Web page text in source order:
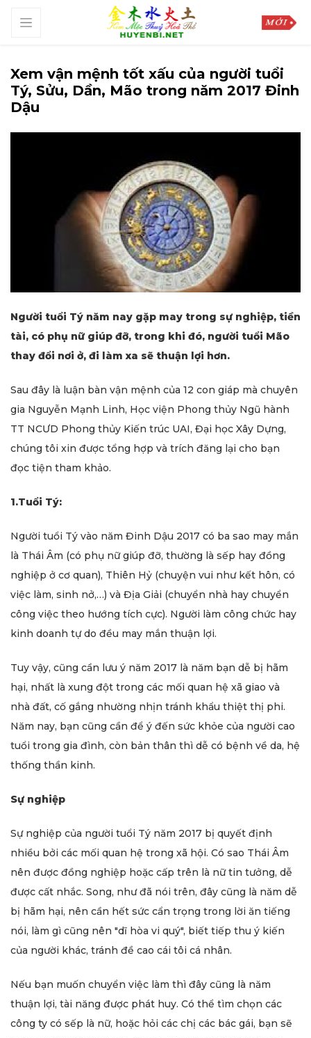
Xem vận mệnh tốt xấu của người tuổi
Tý, Sửu, Dần, Mão trong năm 2017 Đinh
Dậu
Người tuổi Tý năm nay gặp may trong sự nghiệp, tiền
tài, có phụ nữ giúp đỡ, trong khi đó, người tuổi Mão
thay đổi nơi ở, đi làm xa sẽ thuận lợi hơn.
Sau đây là luận bàn vận mệnh của 12 con giáp mà chuyên
gia Nguyễn Mạnh Linh, Học viện Phong thủy Ngũ hành
TT NCƯD Phong thủy Kiến trúc UAI, Đại học Xây Dựng,
chúng tôi xin được tổng hợp và trích đăng lại cho bạn
đọc tiện tham khảo.
1.Tuổi Tý:
Người tuổi Tý vào năm Đinh Dậu 2017 có ba sao may mắn
là Thái Âm (có phụ nữ giúp đỡ, thường là sếp hay đồng
nghiệp ở cơ quan), Thiên Hỷ (chuyện vui như kết hôn, có
việc làm, sinh nở,…) và Địa Giải (chuyển nhà hay chuyển
công việc theo hướng tích cực). Người làm công chức hay
kinh doanh tự do đều may mắn thuận lợi.
Tuy vậy, cũng cần lưu ý năm 2017 là năm bạn dễ bị hãm
hại, nhất là xung đột trong các mối quan hệ xã giao và
nhà đất, cố gắng nhường nhịn tránh khẩu thiệt thị phi.
Năm nay, bạn cũng cần để ý đến sức khỏe của người cao
tuổi trong gia đình, còn bản thân thì dễ có bệnh về da, hệ
thống thần kinh.
Sự nghiệp
Sự nghiệp của người tuổi Tý năm 2017 bị quyết định
nhiều bởi các mối quan hệ trong xã hội. Có sao Thái Âm
nên được đồng nghiệp hoặc cấp trên là nữ tin tưởng, dễ
được cất nhắc. Song, như đã nói trên, đây cũng là năm dễ
bị hãm hại, nên cần hết sức cẩn trọng trong lời ăn tiếng
nói, làm gì cũng nên "dĩ hòa vi quý", biết tiếp thu ý kiến
của người khác, tránh đề cao cái tôi cá nhân.
Nếu bạn muốn chuyển việc làm thì đây cũng là năm
thuận lợi, tài năng được phát huy. Có thể tìm chọn các
công ty có sếp là nữ, hoặc hỏi các chị các bác gái, bạn sẽ